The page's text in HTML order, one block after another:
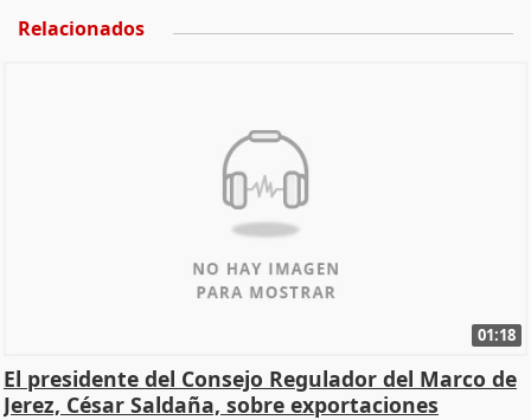
Relacionados
01:18
El presidente del Consejo Regulador del Marco de
Jerez, César Saldaña, sobre exportaciones